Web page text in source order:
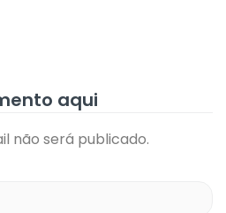
aqui
não será publicado.